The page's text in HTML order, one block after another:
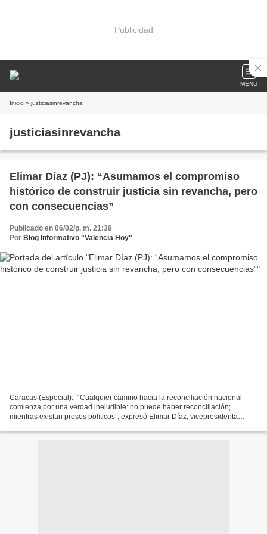
Publicidad
MENU
Inicio » justiciasinrevancha
justiciasinrevancha
Elimar Díaz (PJ): “Asumamos el compromiso
histórico de construir justicia sin revancha, pero
con consecuencias”
Publicado en 06/02/p. m. 21:39
Por Blog Informativo "Valencia Hoy"
Caracas (Especial).- “Cualquier camino hacia la reconciliación nacional
comienza por una verdad ineludible: no puede haber reconciliación;
mientras existan presos políticos”, expresó Elimar Díaz, vicepresidenta